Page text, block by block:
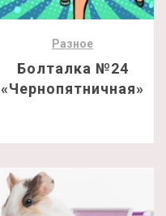
Разное
Болталка №24
«Чернопятничная»